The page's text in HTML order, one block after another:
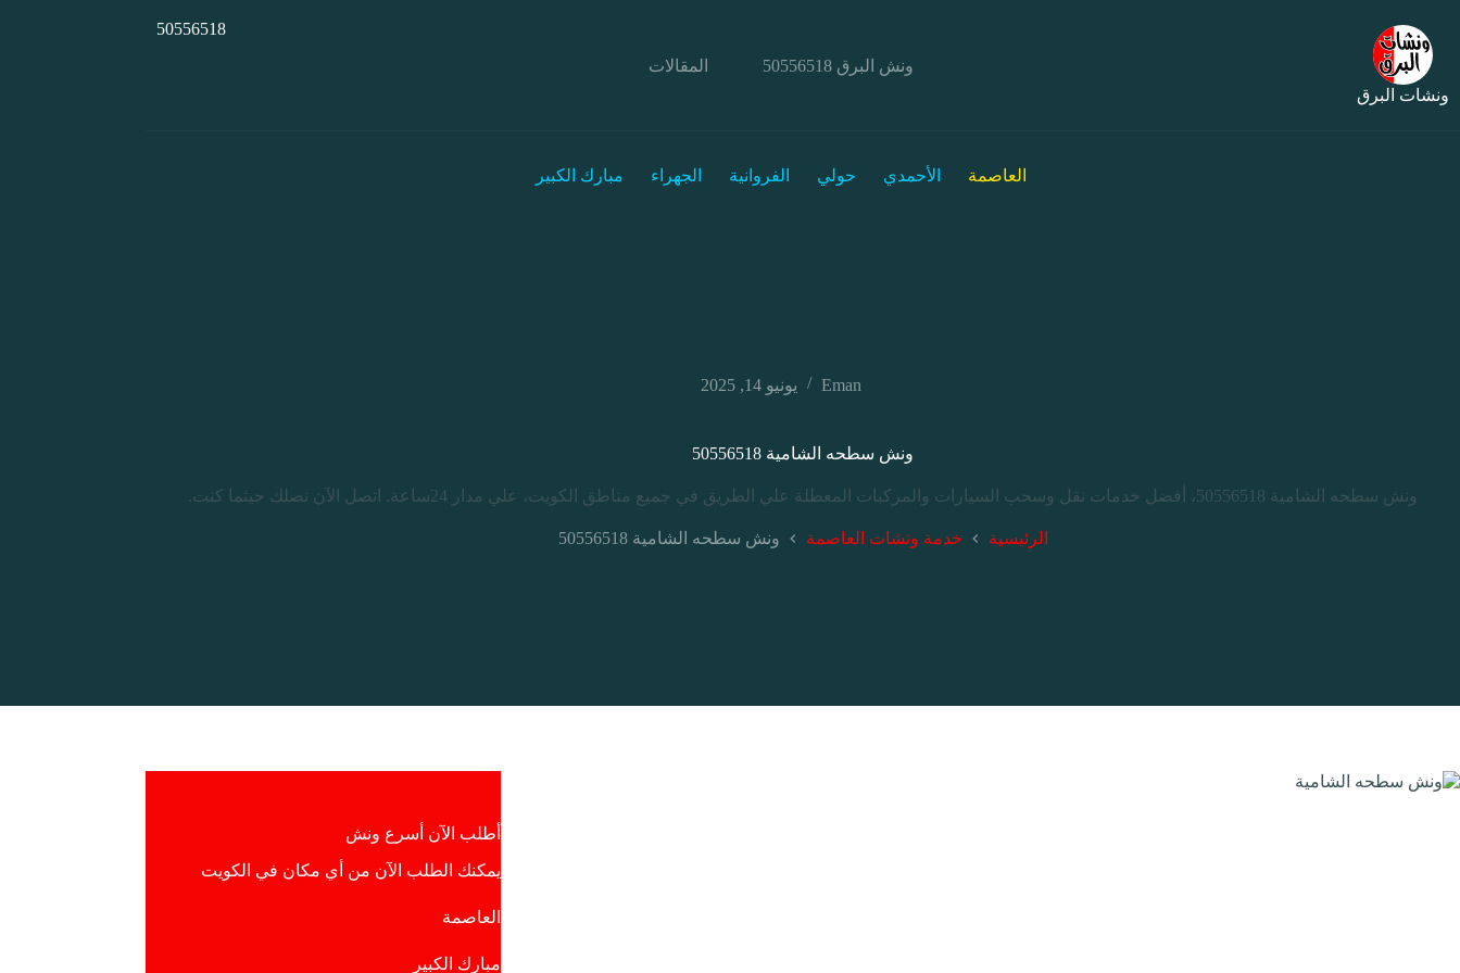
ونشات البرق
ونش البرق 50556518 المقالات
50556518
العاصمة الأحمدي حولي الفروانية الجهراء مبارك الكبير
Eman يونيو 14, 2025
ونش سطحه الشامية 50556518
ونش سطحه الشامية 50556518، أفضل خدمات نقل وسحب السيارات والمركبات المعطلة علي الطريق في جميع مناطق الكويت، علي مدار 24ساعة. اتصل الآن نصلك حيثما كنت.
الرئيسية خدمة ونشات العاصمة ونش سطحه الشامية 50556518
أطلب الآن أسرع ونش
يمكنك الطلب الآن من أي مكان في الكويت
العاصمة
مبارك الكبير